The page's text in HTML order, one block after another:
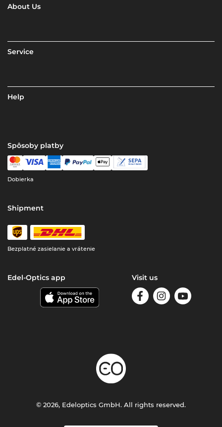
About Us
Service
Help
Spôsoby platby
Dobierka
Shipment
Bezplatné zasielanie a vrátenie
Edel-Optics app Visit us
© 2026, Edeloptics GmbH. All rights reserved.